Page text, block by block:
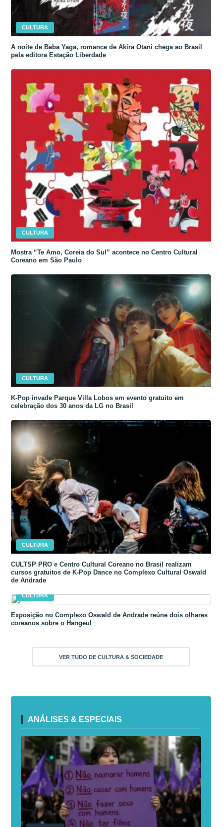
CULTURA
A noite de Baba Yaga, romance de Akira Otani chega ao Brasil
pela editora Estação Liberdade
CULTURA
Mostra “Te Amo, Coreia do Sul” acontece no Centro Cultural
Coreano em São Paulo
CULTURA
K-Pop invade Parque Villa Lobos em evento gratuito em
celebração dos 30 anos da LG no Brasil
CULTURA
CULTSP PRO e Centro Cultural Coreano no Brasil realizam
cursos gratuitos de K-Pop Dance no Complexo Cultural Oswald
de Andrade
CULTURA
Exposição no Complexo Oswald de Andrade reúne dois olhares
coreanos sobre o Hangeul
VER TUDO DE CULTURA & SOCIEDADE
ANÁLISES & ESPECIAIS